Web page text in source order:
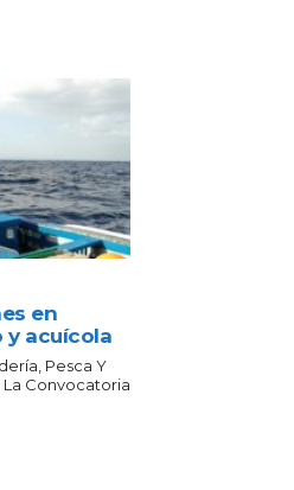
en
y acuícola
Pesca Y
Convocatoria